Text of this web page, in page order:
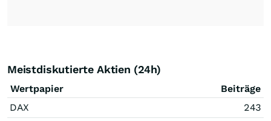
Meistdiskutierte Aktien (24h)
Wertpapier
Beiträge
DAX
243